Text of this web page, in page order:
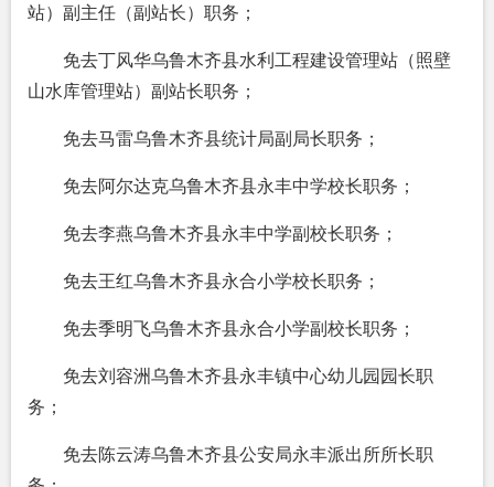
站）副主任（副站长）职务；
免去丁风华乌鲁木齐县水利工程建设管理站（照壁
山水库管理站）副站长职务；
免去马雷乌鲁木齐县统计局副局长职务；
免去阿尔达克乌鲁木齐县永丰中学校长职务；
免去李燕乌鲁木齐县永丰中学副校长职务；
免去王红乌鲁木齐县永合小学校长职务；
免去季明飞乌鲁木齐县永合小学副校长职务；
免去刘容洲乌鲁木齐县永丰镇中心幼儿园园长职
务；
免去陈云涛乌鲁木齐县公安局永丰派出所所长职